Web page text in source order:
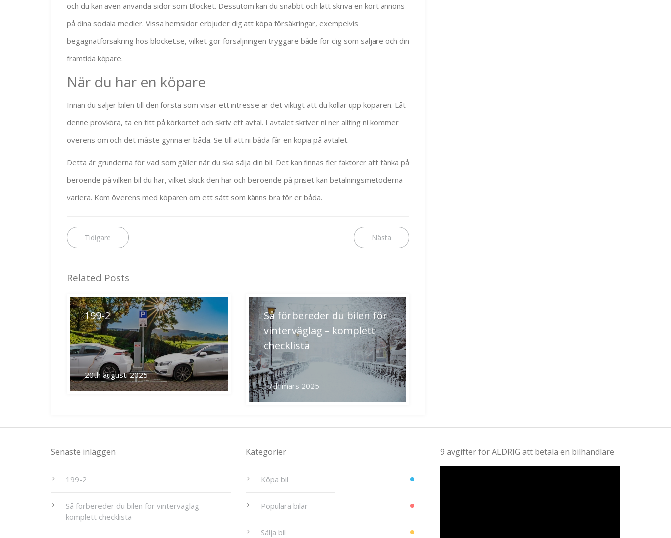
och du kan även använda sidor som Blocket. Dessutom kan du snabbt och lätt skriva en kort annons
på dina sociala medier. Vissa hemsidor erbjuder dig att köpa försäkringar, exempelvis
begagnatförsäkring hos blocket.se, vilket gör försäljningen tryggare både för dig som säljare och din
framtida köpare.
När du har en köpare
Innan du säljer bilen till den första som visar ett intresse är det viktigt att du kollar upp köparen. Låt
denne provköra, ta en titt på körkortet och skriv ett avtal. I avtalet skriver ni ner allting ni kommer
överens om och det måste gynna er båda. Se till att ni båda får en kopia på avtalet.
Detta är grunderna för vad som gäller när du ska sälja din bil. Det kan finnas fler faktorer att tänka på
beroende på vilken bil du har, vilket skick den har och beroende på priset kan betalningsmetoderna
variera. Kom överens med köparen om ett sätt som känns bra för er båda.
Inläggsnavigering
Previous
post:
post:
Related Posts
199-2
20th augusti 2025
Så förbereder du bilen för
vinterväglag – komplett
checklista
17th mars 2025
Senaste inläggen
199-2
Så förbereder du bilen för vinterväglag –
komplett checklista
Kategorier
Köpa bil
Populära bilar
Sälja bil
9 avgifter för ALDRIG att betala en bilhandlare